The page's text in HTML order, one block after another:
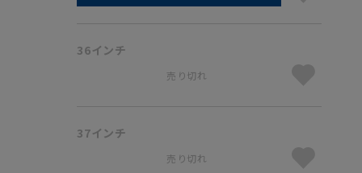
36インチ
売り切れ
37インチ
売り切れ